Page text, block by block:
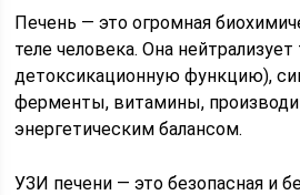
Печень — это огромная
теле человека. Она
детоксикационную функцию),
ферменты, витамины,
энергетическим балансом.
УЗИ печени — это безопасная и